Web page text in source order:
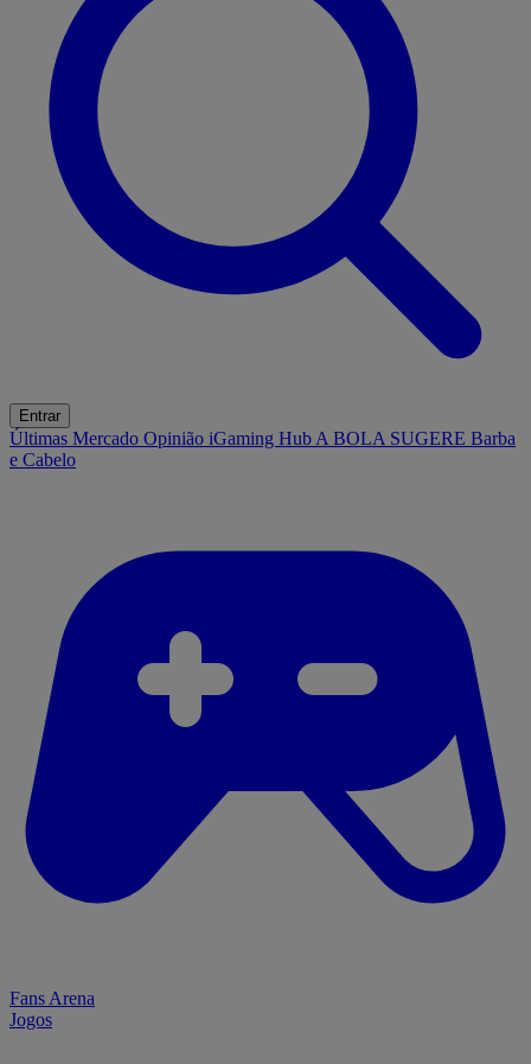
Entrar
Últimas Mercado Opinião iGaming Hub A BOLA SUGERE Barba
e Cabelo
Fans Arena
Jogos